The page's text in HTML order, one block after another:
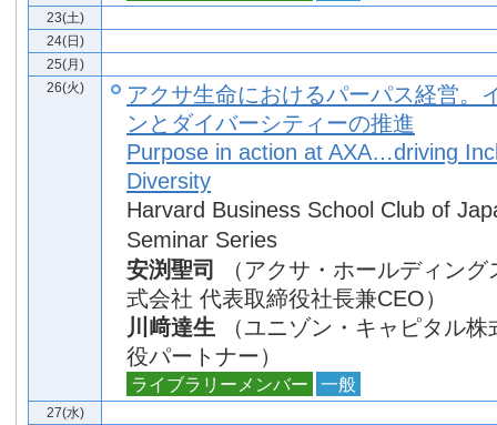
23(土)
24(日)
25(月)
26(火)
アクサ生命におけるパーパス経営。
ンとダイバーシティーの推進
Purpose in action at AXA…driving
Diversity
Harvard Business School Club of
Seminar Series
安渕聖司
（アクサ・ホールディン
式会社 代表取締役社長兼CEO）
川﨑達生 （ユニゾン・キャピタル
役パートナー）
ライブラリーメンバー 一般
27(水)